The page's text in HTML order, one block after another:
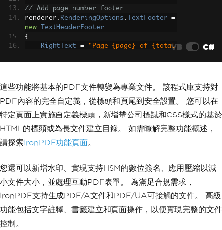
// Add page number footer
renderer . RenderingOptions . TextFooter
=
new
TextHeaderFooter
{
RightText
=
"Page {page} of {total
var pdfDocument = renderer.RenderHtmlA
sPdf("<h1>Report Content</h1><p>Form d
// Apply watermark for confidential do
{
Html
=
"<h2 style='color:red'>CONF
IDENTIAL</h2>",
Opacity
= 30,
VerticalAlignment
=
VerticalAlignm
ent . Middle ,
VB C#
這些功能將基本的PDF文件轉變為專業文件。 該程式庫支持對
PDF內容的完全自定義，從標頭和頁尾到安全設置。 您可以在
特定頁面上實施自定義標頭，新增帶公司標誌和CSS樣式的基於
HTML的標頭或為長文件建立目錄。 如需瞭解完整功能概述，
請探索IronPDF功能頁面。
您還可以新增水印、實現支持HSM的數位簽名、應用壓縮以減
小文件大小，並處理互動PDF表單。 為滿足合規需求，
IronPDF支持生成PDF/A文件和PDF/UA可接觸的文件。 高級
功能包括文字註釋、書籤建立和頁面操作，以便實現完整的文件
控制。